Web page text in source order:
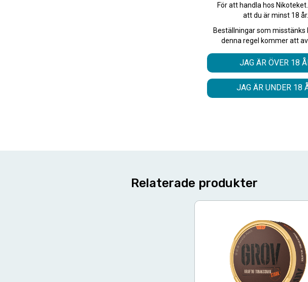
Artikelnr
Format
Typ/Produkt
Nikotinhalt
Relaterade produkter
För att handla hos
att du är minst 18 år.
Beställningar som misstänks
denna regel kommer att
JAG ÄR ÖVER 18
JAG ÄR UNDER 18